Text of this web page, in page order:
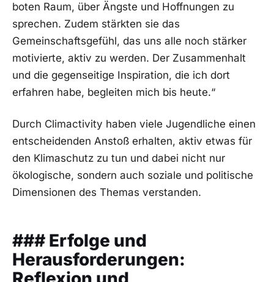
boten Raum, über Ängste und Hoffnungen zu
sprechen. ⁣Zudem ‍stärkten‌ sie das
Gemeinschaftsgefühl, das uns alle noch stärker
motivierte,‍ aktiv zu werden. Der Zusammenhalt
und ⁤die gegenseitige Inspiration, die ich dort
erfahren habe, begleiten mich bis heute.“
Durch Climactivity haben viele⁢ Jugendliche einen
entscheidenden Anstoß erhalten, aktiv etwas für
den Klimaschutz zu⁢ tun und dabei nicht⁤ nur
ökologische, sondern auch⁢ soziale und⁣ politische⁢
Dimensionen des Themas verstanden.
### Erfolge und
⁢Herausforderungen: